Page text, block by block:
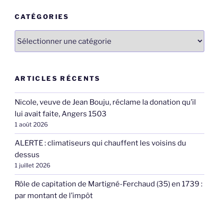
CATÉGORIES
ARTICLES RÉCENTS
Nicole, veuve de Jean Bouju, réclame la donation qu’il
lui avait faite, Angers 1503
1 août 2026
ALERTE : climatiseurs qui chauffent les voisins du
dessus
1 juillet 2026
Rôle de capitation de Martigné-Ferchaud (35) en 1739 :
par montant de l’impôt